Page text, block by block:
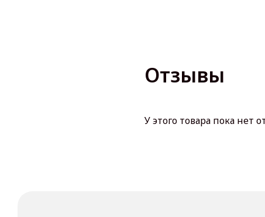
Отзывы
У этого товара пока нет